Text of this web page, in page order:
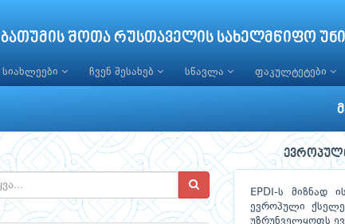
ბათუმის შოთა რუსთაველის სახელმწიფო
სიახლეები ჩვენ შესახებ სწავლა ფაკულტეტები
EPDI-ს მიზნად
ევროპული
უზრუნველყოფს